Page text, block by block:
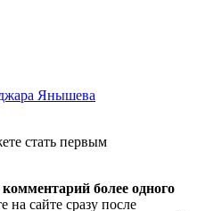
Янышева
стать первым
более одного
на сайте сразу после